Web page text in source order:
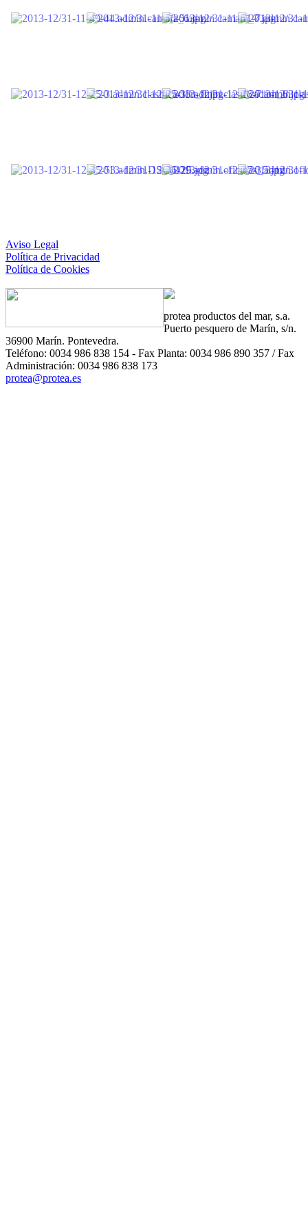
Aviso Legal
Política de Privacidad
Política de Cookies
protea productos del mar, s.a.
Puerto pesquero de Marín, s/n.
36900 Marín. Pontevedra.
Teléfono: 0034 986 838 154 - Fax Planta: 0034 986 890 357 / Fax
Administración: 0034 986 838 173
protea@protea.es